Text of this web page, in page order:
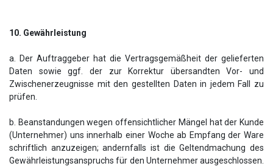
10. Gewährleistung
a. Der Auftraggeber hat die Vertragsgemäßheit der gelieferten
Daten sowie ggf. der zur Korrektur übersandten Vor- und
Zwischenerzeugnisse mit den gestellten Daten in jedem Fall zu
prüfen.
b. Beanstandungen wegen offensichtlicher Mängel hat der Kunde
(Unternehmer) uns innerhalb einer Woche ab Empfang der Ware
schriftlich anzuzeigen; andernfalls ist die Geltendmachung des
Gewährleistungsanspruchs für den Unternehmer ausgeschlossen.